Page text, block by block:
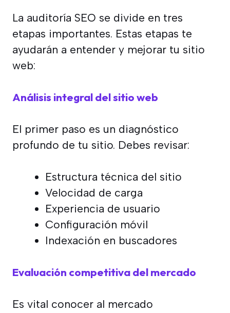
La auditoría SEO se divide en tres
etapas importantes. Estas etapas te
ayudarán a entender y mejorar tu sitio
web:
Análisis integral del sitio web
El primer paso es un diagnóstico
profundo de tu sitio. Debes revisar:
Estructura técnica del sitio
Velocidad de carga
Experiencia de usuario
Configuración móvil
Indexación en buscadores
Evaluación competitiva del mercado
Es vital conocer al mercado